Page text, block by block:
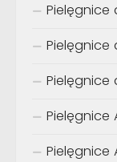
Pielęgnice
Pielęgnice
Pielęgnice
Pielęgnice
Pielęgnice